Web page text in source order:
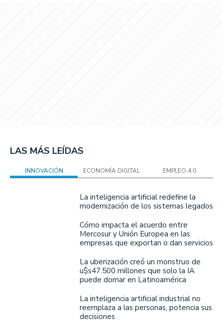
LAS MÁS LEÍDAS
INNOVACIÓN ECONOMÍA DIGITAL EMPLEO 4.0
La inteligencia artificial redefine la
modernización de los sistemas legados
Cómo impacta el acuerdo entre
Mercosur y Unión Europea en las
empresas que exportan o dan servicios
La uberización creó un monstruo de
u$s47.500 millones que solo la IA
puede domar en Latinoamérica
La inteligencia artificial industrial no
reemplaza a las personas, potencia sus
decisiones